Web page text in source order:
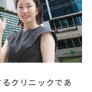
クリニックであ